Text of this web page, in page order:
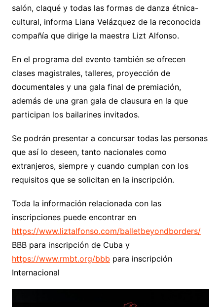
salón, claqué y todas las formas de danza étnica-
cultural, informa Liana Velázquez de la reconocida
compañía que dirige la maestra Lizt Alfonso.
En el programa del evento también se ofrecen
clases magistrales, talleres, proyección de
documentales y una gala final de premiación,
además de una gran gala de clausura en la que
participan los bailarines invitados.
Se podrán presentar a concursar todas las personas
que así lo deseen, tanto nacionales como
extranjeros, siempre y cuando cumplan con los
requisitos que se solicitan en la inscripción.
Toda la información relacionada con las
inscripciones puede encontrar en
https://www.liztalfonso.com/balletbeyondborders/
BBB para inscripción de Cuba y
https://www.rmbt.org/bbb para inscripción
Internacional